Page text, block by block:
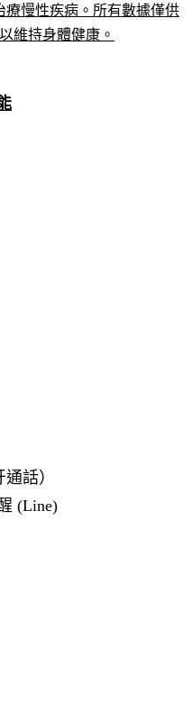
慢性疾病。所有數據僅供
維持身體健康。
話）
(Line)